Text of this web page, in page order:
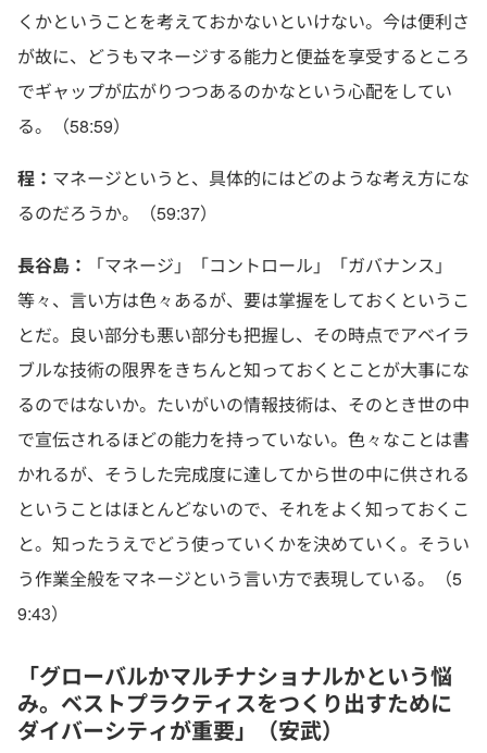
くかということを考えておかないといけない。今は便利さ
が故に、どうもマネージする能力と便益を享受するところ
でギャップが広がりつつあるのかなという心配をしてい
る。（58:59）
程： マネージというと、具体的にはどのような考え方にな
るのだろうか。（59:37）
長谷島：
「マネージ」「コントロール」「ガバナンス」
等々、言い方は色々あるが、要は掌握をしておくというこ
とだ。良い部分も悪い部分も把握し、その時点でアベイラ
ブルな技術の限界をきちんと知っておくとことが大事にな
るのではないか。たいがいの情報技術は、そのとき世の中
で宣伝されるほどの能力を持っていない。色々なことは書
かれるが、そうした完成度に達してから世の中に供される
ということはほとんどないので、それをよく知っておくこ
と。知ったうえでどう使っていくかを決めていく。そうい
う作業全般をマネージという言い方で表現している。（5
9:43）
「グローバルかマルチナショナルかという悩
み。ベストプラクティスをつくり出すために
ダイバーシティが重要」（安武）